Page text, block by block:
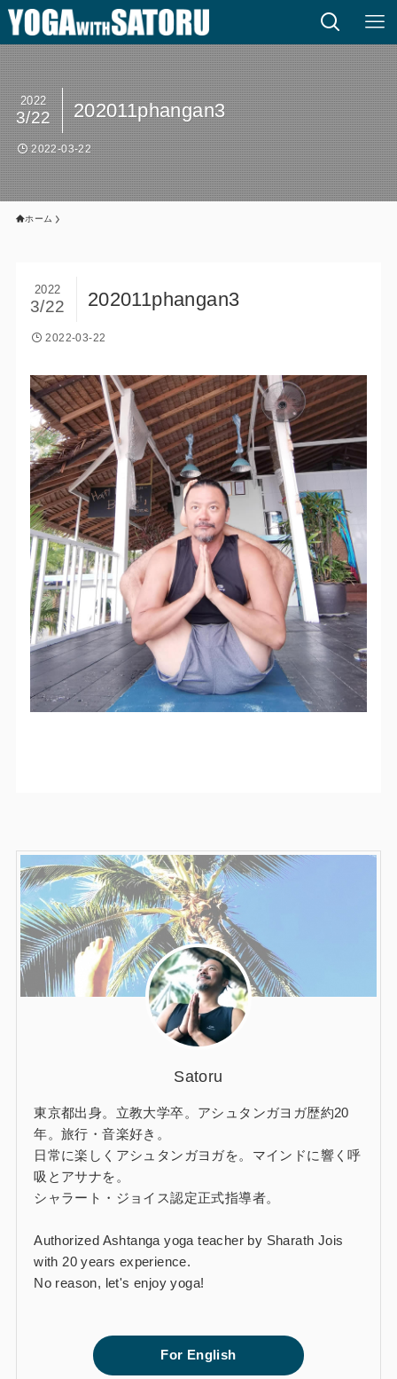
202011phangan3
2022
3/22
2022-03-22
ホーム
202011phangan3
2022
3/22
2022-03-22
Satoru
東京都出身。立教大学卒。アシュタンガヨガ歴約20
年。旅行・音楽好き。
日常に楽しくアシュタンガヨガを。マインドに響く呼
吸とアサナを。
シャラート・ジョイス認定正式指導者。
Authorized Ashtanga yoga teacher by Sharath Jois
with 20 years experience.
No reason, let's enjoy yoga!
For English